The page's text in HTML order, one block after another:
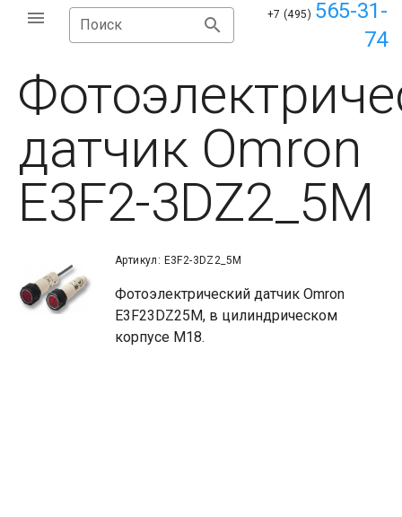
Поиск
+7 (495) 565-31-
74
датчик Omron
E3F2-3DZ2_5M
Артикул: E3F2-3DZ2_5M
Фотоэлектрический датчик Omron
E3F23DZ25M, в цилиндрическом
корпусе М18.